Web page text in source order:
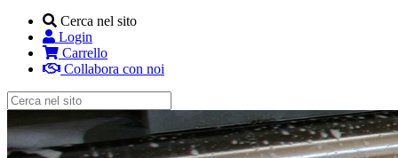
Cerca nel sito
Login
Carrello
Collabora con noi